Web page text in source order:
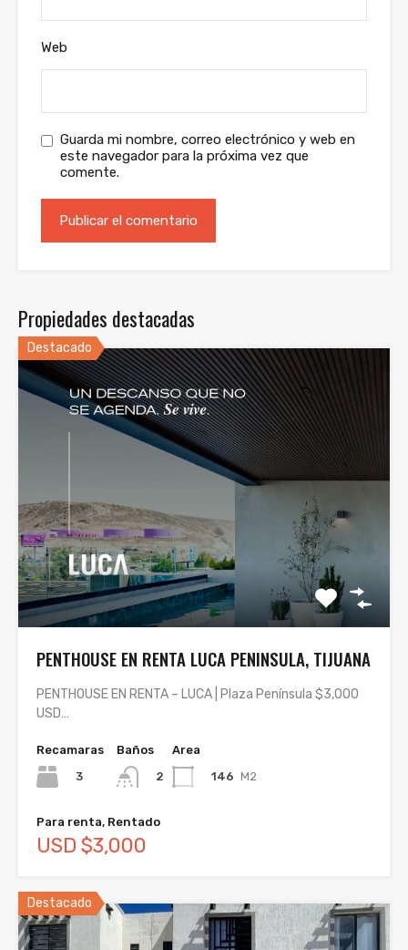
Web
Guarda mi nombre, correo electrónico y web en
este navegador para la próxima vez que
comente.
Propiedades destacadas
Destacado
PENTHOUSE EN RENTA LUCA PENINSULA, TIJUANA
PENTHOUSE EN RENTA – LUCA | Plaza Península $3,000
USD…
Recamaras
3
Baños
2
Area
146 M2
Para renta, Rentado
USD $3,000
Destacado